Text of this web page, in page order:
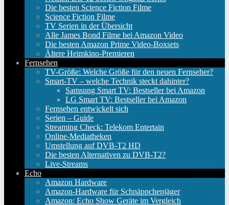
Die besten Science Fiction Filme
Science Fiction Filme
TV Serien in der Übersicht
Alle James Bond Filme bei Amazon Video
Die besten Amazon Prime Video-Boxsets
Ältere Heimkino-Premieren
Fernsehen
TV-Größe: Welche Größe für den neuen Fernseher?
Smart-TV – welche Technik steckt dahinter?
Samsung Smart TV: Bestseller bei Amazon
LG Smart TV: Bestseller bei Amazon
Fernsehen entwickelt sich
Serien – Guide
Streaming Check: Telekom Entertain
Online-Mediatheken
Umstellung auf DVB-T2 HD
Die besten Alternativen zu DVB-T2?
Live-Streams
Echo
Amazon Hardware
Amazon-Hardware für Schnäppchenjäger
Amazon: Echo Show Geräte im Vergleich